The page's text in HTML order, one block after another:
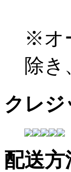
※オ
除
クレジ
配送